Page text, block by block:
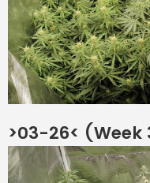
>03-26< (Week